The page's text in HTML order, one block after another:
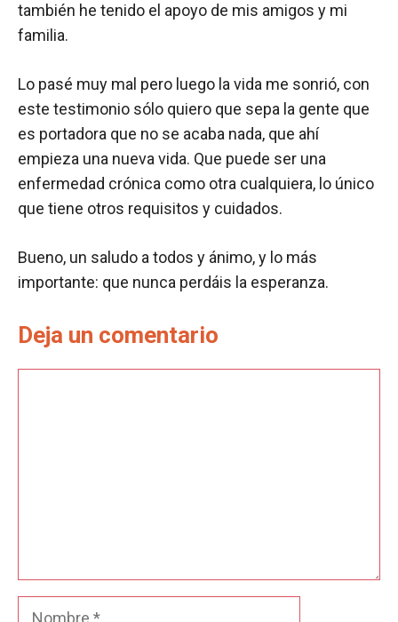
también he tenido el apoyo de mis amigos y mi
familia.
Lo pasé muy mal pero luego la vida me sonrió, con
este testimonio sólo quiero que sepa la gente que
es portadora que no se acaba nada, que ahí
empieza una nueva vida. Que puede ser una
enfermedad crónica como otra cualquiera, lo único
que tiene otros requisitos y cuidados.
Bueno, un saludo a todos y ánimo, y lo más
importante: que nunca perdáis la esperanza.
Deja un comentario
Nombre